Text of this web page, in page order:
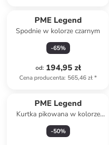
PME Legend
Spodnie w kolorze czarnym
-65%
od: 194,95 zł
Cena producenta: 565,46 zł*
PME Legend
Kurtka pikowana w kolorze
ciemnozielonym
-50%